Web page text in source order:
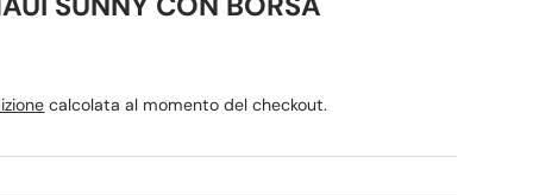
calcolata al momento del checkout.